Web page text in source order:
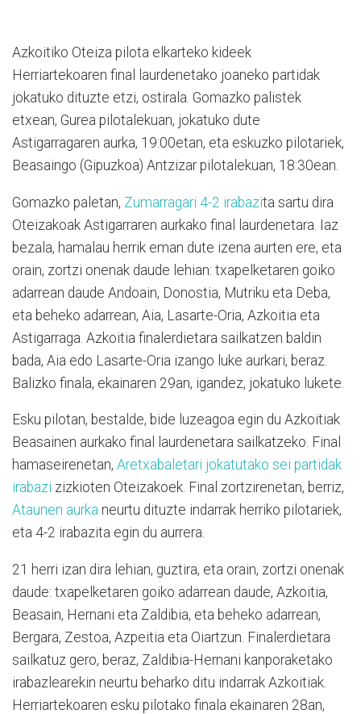
Azkoitiko Oteiza pilota elkarteko kideek
Herriartekoaren final laurdenetako joaneko partidak
jokatuko dituzte etzi, ostirala. Gomazko palistek
etxean, Gurea pilotalekuan, jokatuko dute
Astigarragaren aurka, 19:00etan, eta eskuzko pilotariek,
Beasaingo (Gipuzkoa) Antzizar pilotalekuan, 18:30ean.
Gomazko paletan, Zumarragari 4-2 irabazita sartu dira
Oteizakoak Astigarraren aurkako final laurdenetara. Iaz
bezala, hamalau herrik eman dute izena aurten ere, eta
orain, zortzi onenak daude lehian: txapelketaren goiko
adarrean daude Andoain, Donostia, Mutriku eta Deba,
eta beheko adarrean, Aia, Lasarte-Oria, Azkoitia eta
Astigarraga. Azkoitia finalerdietara sailkatzen baldin
bada, Aia edo Lasarte-Oria izango luke aurkari, beraz.
Balizko finala, ekainaren 29an, igandez, jokatuko lukete.
Esku pilotan, bestalde, bide luzeagoa egin du Azkoitiak
Beasainen aurkako final laurdenetara sailkatzeko. Final
hamaseirenetan, Aretxabaletari jokatutako sei partidak
irabazi zizkioten Oteizakoek. Final zortzirenetan, berriz,
Ataunen aurka neurtu dituzte indarrak herriko pilotariek,
eta 4-2 irabazita egin du aurrera.
21 herri izan dira lehian, guztira, eta orain, zortzi onenak
daude: txapelketaren goiko adarrean daude, Azkoitia,
Beasain, Hernani eta Zaldibia, eta beheko adarrean,
Bergara, Zestoa, Azpeitia eta Oiartzun. Finalerdietara
sailkatuz gero, beraz, Zaldibia-Hernani kanporaketako
irabazlearekin neurtu beharko ditu indarrak Azkoitiak.
Herriartekoaren esku pilotako finala ekainaren 28an,